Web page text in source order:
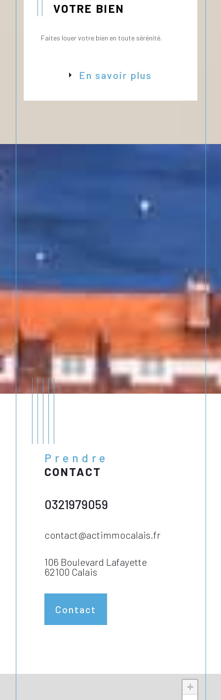
VOTRE BIEN
Faites louer votre bien en toute sérénité.
En savoir plus
+
Prendre
CONTACT
0321979059
contact@actimmocalais.fr
106 Boulevard Lafayette
62100 Calais
Contact